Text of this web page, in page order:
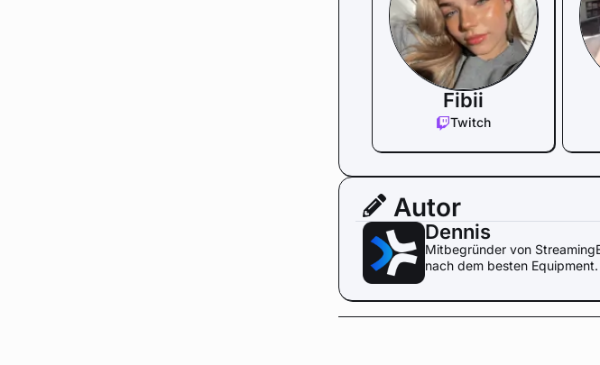
Fibii
Twitch
Autor
Dennis
Mitbegründer von
nach dem besten Equipment.